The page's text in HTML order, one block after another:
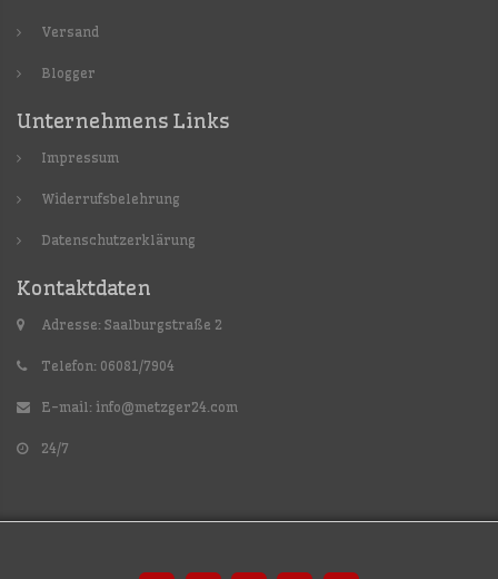
Versand
Blogger
Unternehmens Links
Impressum
Widerrufsbelehrung
Datenschutzerklärung
Kontaktdaten
Adresse: Saalburgstraße 2
Telefon: 06081/7904
E-mail: info@metzger24.com
24/7